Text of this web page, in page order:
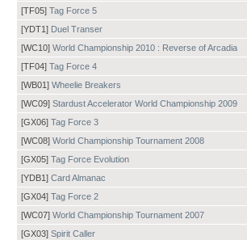
[TF05] Tag Force 5
[YDT1] Duel Transer
[WC10] World Championship 2010 : Reverse of Arcadia
[TF04] Tag Force 4
[WB01] Wheelie Breakers
[WC09] Stardust Accelerator World Championship 2009
[GX06] Tag Force 3
[WC08] World Championship Tournament 2008
[GX05] Tag Force Evolution
[YDB1] Card Almanac
[GX04] Tag Force 2
[WC07] World Championship Tournament 2007
[GX03] Spirit Caller